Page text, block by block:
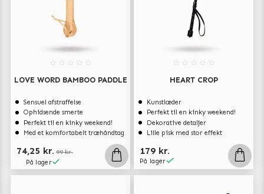
LOVE WORD BAMBOO PADDLE
Sensuel afstraffelse
Ophidsende smerte
Perfekt til en kinky weekend!
Med et komfortabelt træhåndtag
74,25 kr. 99 kr.
På lager
HEART CROP
Kunstlæder
Perfekt til en kinky weekend!
Dekorative detaljer
Lille pisk med stor effekt
179 kr.
På lager